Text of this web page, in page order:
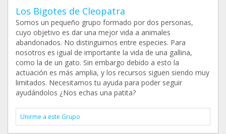
Los Bigotes de Cleopatra
Somos un pequeño grupo formado por dos personas,
cuyo objetivo es dar una mejor vida a animales
abandonados. No distinguimos entre especies. Para
nosotros es igual de importante la vida de una gallina,
como la de un gato. Sin embargo debido a esto la
actuación es más amplia, y los recursos siguen siendo muy
limitados. Necesitamos tu ayuda para poder seguir
ayudándolos ¿Nos echas una patita?
Unirme a este Grupo